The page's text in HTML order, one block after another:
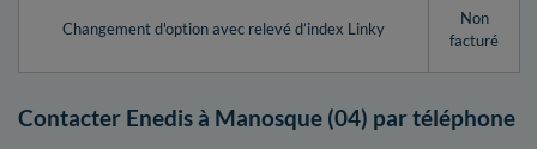
Changement d'option avec relevé d’index Linky
Non
facturé
Contacter Enedis à Manosque (04) par téléphone